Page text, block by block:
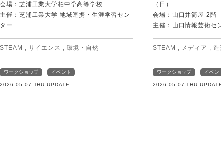
会場：芝浦工業大学柏中学高等学校
主催：芝浦工業大学 地域連携・生涯学習セン
ター
STEAM サイエンス 環境・自然
ワークショップ イベント
2026.05.07 THU UPDATE
（日）
会場：山口井筒屋 2階
主催：山口情報芸術セ
STEAM メディア 造
ワークショップ イベン
2026.05.07 THU